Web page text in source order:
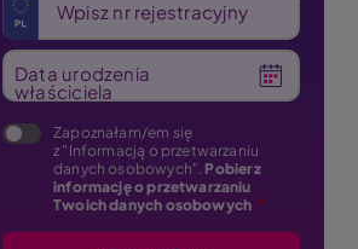
Wpisz nr rejestracyjny
Data urodzenia
właściciela
Zapoznałam/em się
z "Informacją o przetwarzaniu
danych osobowych". Pobierz
informację o przetwarzaniu
Twoich danych osobowych